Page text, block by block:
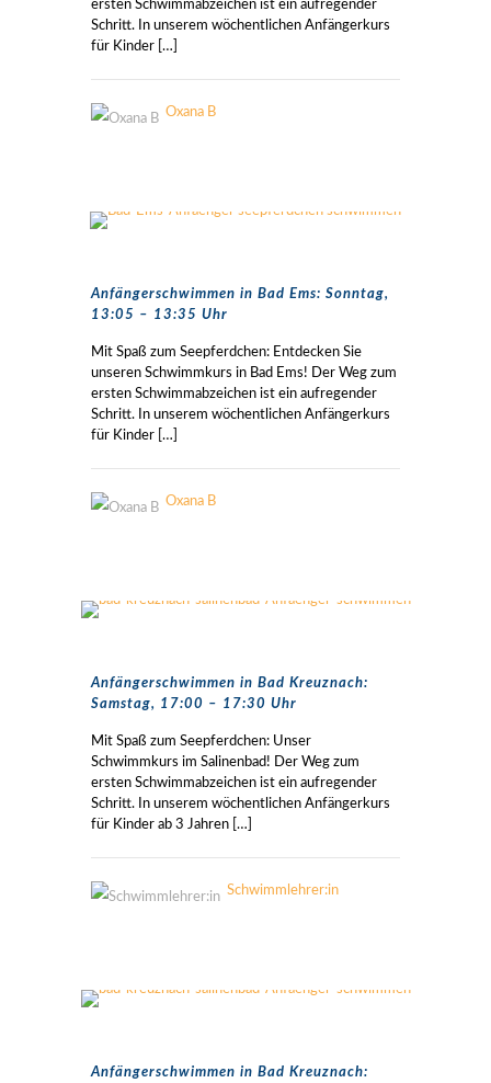
ersten Schwimmabzeichen ist ein aufregender
Schritt. In unserem wöchentlichen Anfängerkurs
für Kinder […]
Oxana B
Anfängerschwimmen in Bad Ems: Sonntag,
13:05 – 13:35 Uhr
Mit Spaß zum Seepferdchen: Entdecken Sie
unseren Schwimmkurs in Bad Ems! Der Weg zum
ersten Schwimmabzeichen ist ein aufregender
Schritt. In unserem wöchentlichen Anfängerkurs
für Kinder […]
Oxana B
Anfängerschwimmen in Bad Kreuznach:
Samstag, 17:00 – 17:30 Uhr
Mit Spaß zum Seepferdchen: Unser
Schwimmkurs im Salinenbad! Der Weg zum
ersten Schwimmabzeichen ist ein aufregender
Schritt. In unserem wöchentlichen Anfängerkurs
für Kinder ab 3 Jahren […]
Schwimmlehrer:in
Anfängerschwimmen in Bad Kreuznach: